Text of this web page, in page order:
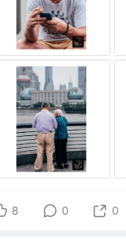
8 0 0